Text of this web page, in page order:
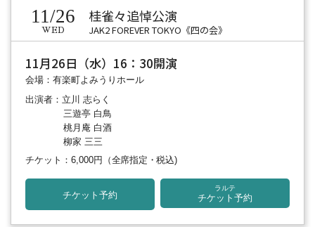
11/26
WED
桂雀々追悼公演
JAK2 FOREVER TOKYO《四の会》
11月26日（水）16：30開演
会場：有楽町よみうりホール
出演者：立川 志らく
三遊亭 白鳥
桃月庵 白酒
柳家 三三
チケット：6,000円
（全席指定・税込)
チケット予約
ラルテ
チケット予約